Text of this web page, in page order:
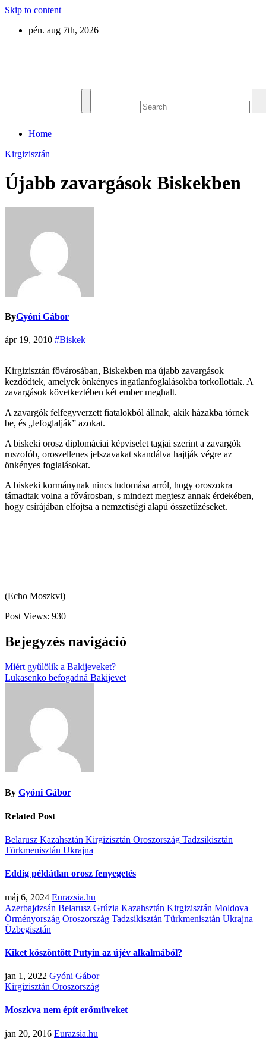
Skip to content
pén. aug 7th, 2026
Home
Kirgizisztán
Újabb zavargások Biskekben
ByGyóni Gábor
ápr 19, 2010 #Biskek
Kirgizisztán fővárosában, Biskekben ma újabb zavargások
kezdődtek, amelyek önkényes ingatlanfoglalásokba torkollottak. A
zavargások következtében két ember meghalt.
A zavargók felfegyverzett fiatalokból állnak, akik házakba törnek
be, és „lefoglalják” azokat.
A biskeki orosz diplomáciai képviselet tagjai szerint a zavargók
ruszofób, oroszellenes jelszavakat skandálva hajtják végre az
önkényes foglalásokat.
A biskeki kormánynak nincs tudomása arról, hogy oroszokra
támadtak volna a fővárosban, s mindezt megtesz annak érdekében,
hogy csírájában elfojtsa a nemzetiségi alapú összetűzéseket.
(Echo Moszkvi)
Post Views: 930
Bejegyzés navigáció
Miért gyűlölik a Bakijeveket?
Lukasenko befogadná Bakijevet
By Gyóni Gábor
Related Post
Belarusz Kazahsztán Kirgizisztán Oroszország Tadzsikisztán
Türkmenisztán Ukrajna
Eddig példátlan orosz fenyegetés
máj 6, 2024 Eurazsia.hu
Azerbajdzsán Belarusz Grúzia Kazahsztán Kirgizisztán Moldova
Örményország Oroszország Tadzsikisztán Türkmenisztán Ukrajna
Üzbegisztán
Kiket köszöntött Putyin az újév alkalmából?
jan 1, 2022 Gyóni Gábor
Kirgizisztán Oroszország
Moszkva nem épít erőműveket
jan 20, 2016 Eurazsia.hu